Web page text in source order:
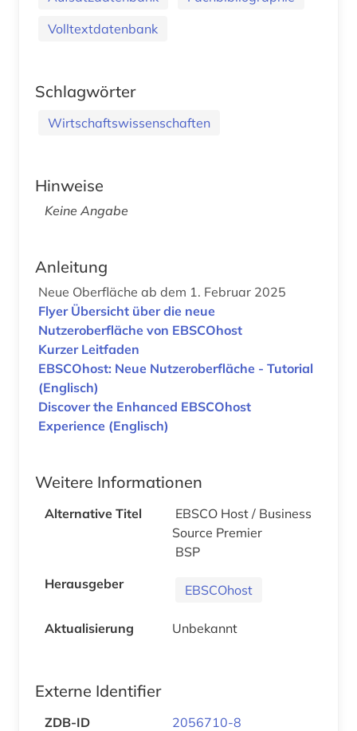
Volltextdatenbank
Schlagwörter
Wirtschaftswissenschaften
Hinweise
Keine Angabe
Anleitung
Neue Oberfläche ab dem 1. Februar 2025
Flyer Übersicht über die neue
Nutzeroberfläche von EBSCOhost
Kurzer Leitfaden
EBSCOhost: Neue Nutzeroberfläche - Tutorial
(Englisch)
Discover the Enhanced EBSCOhost
Experience (Englisch)
Weitere Informationen
Alternative Titel
EBSCO Host / Business
Source Premier
BSP
Herausgeber
EBSCOhost
Aktualisierung Unbekannt
Externe Identifier
ZDB-ID
2056710-8